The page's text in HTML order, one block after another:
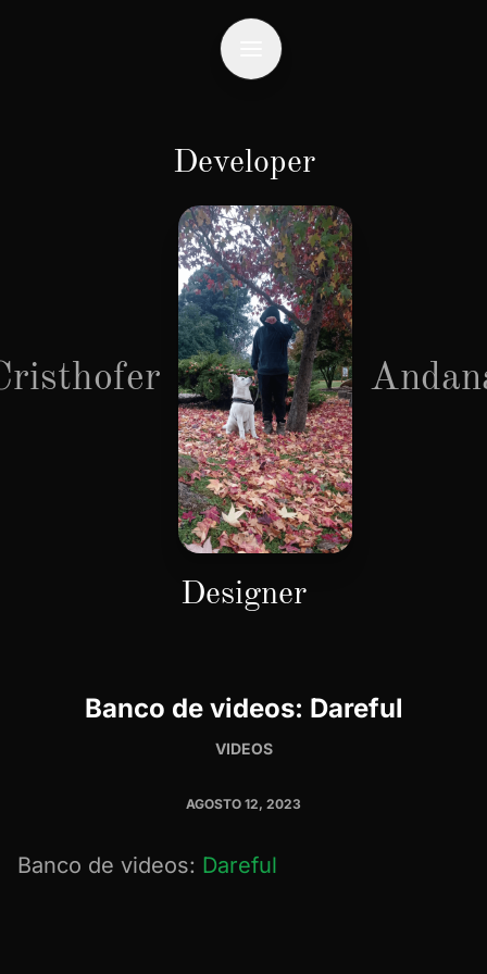
Developer
Designer
Banco de videos: Dareful
VIDEOS
AGOSTO 12, 2023
Banco de videos: Dareful